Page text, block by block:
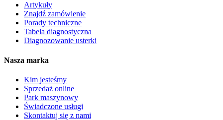
Artykuły
Znajdź zamówienie
Porady techniczne
Tabela diagnostyczna
Diagnozowanie usterki
Nasza marka
Kim jesteśmy
Sprzedaż online
Park maszynowy
Świadczone usługi
Skontaktuj się z nami